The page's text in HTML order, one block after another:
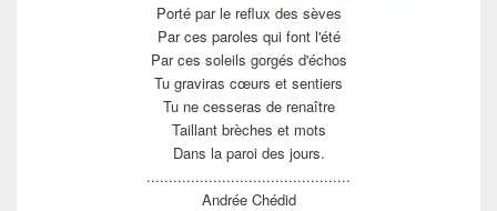
Porté par le reflux des sèves
Par ces paroles qui font l'été
Par ces soleils gorgés d'échos
Tu graviras cœurs et sentiers
Tu ne cesseras de renaître
Taillant brèches et mots
Dans la paroi des jours.
..............................................
Andrée Chédid